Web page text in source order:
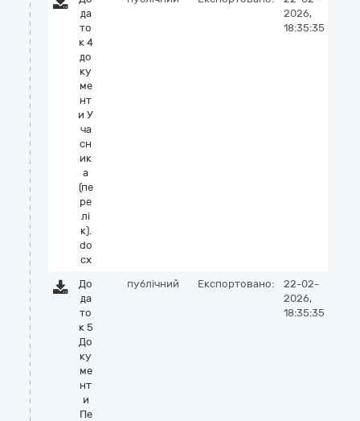
да
то
к 4
до
ку
ме
нт
и У
ча
сн
ик
а
(пе
ре
лі
к).
do
cx
2026,
18:35:35
До
да
то
к 5
До
ку
ме
нт
и
Пе
публічний Експортовано:
22-02-
2026,
18:35:35